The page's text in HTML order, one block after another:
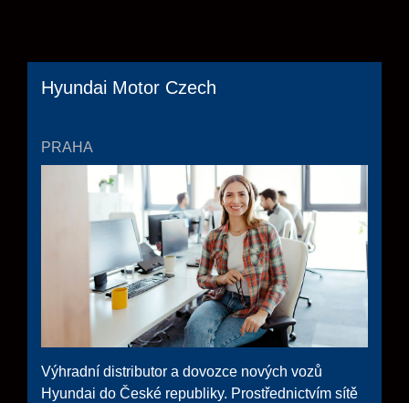
Hyundai Motor Czech
PRAHA
Výhradní distributor a dovozce nových vozů
Hyundai do České republiky. Prostřednictvím sítě